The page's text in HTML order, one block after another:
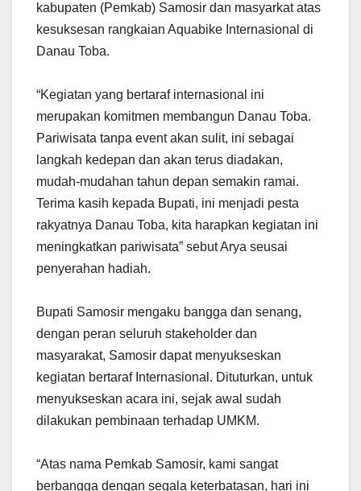
kabupaten (Pemkab) Samosir dan masyarkat atas
kesuksesan rangkaian Aquabike Internasional di
Danau Toba.
“Kegiatan yang bertaraf internasional ini
merupakan komitmen membangun Danau Toba.
Pariwisata tanpa event akan sulit, ini sebagai
langkah kedepan dan akan terus diadakan,
mudah-mudahan tahun depan semakin ramai.
Terima kasih kepada Bupati, ini menjadi pesta
rakyatnya Danau Toba, kita harapkan kegiatan ini
meningkatkan pariwisata” sebut Arya seusai
penyerahan hadiah.
Bupati Samosir mengaku bangga dan senang,
dengan peran seluruh stakeholder dan
masyarakat, Samosir dapat menyukseskan
kegiatan bertaraf Internasional. Dituturkan, untuk
menyukseskan acara ini, sejak awal sudah
dilakukan pembinaan terhadap UMKM.
“Atas nama Pemkab Samosir, kami sangat
berbangga dengan segala keterbatasan, hari ini